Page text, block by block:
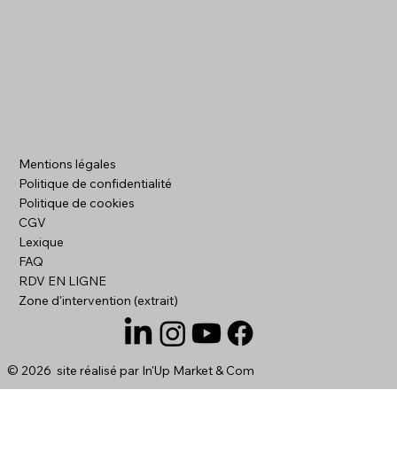
erreurs à éviter
Mentions légales
Politique de confidentialité
Politique de cookies
CGV
Lexique
FAQ
RDV EN LIGNE
Zone d'intervention (extrait)
© 2026 site réalisé par In'Up Market & Com